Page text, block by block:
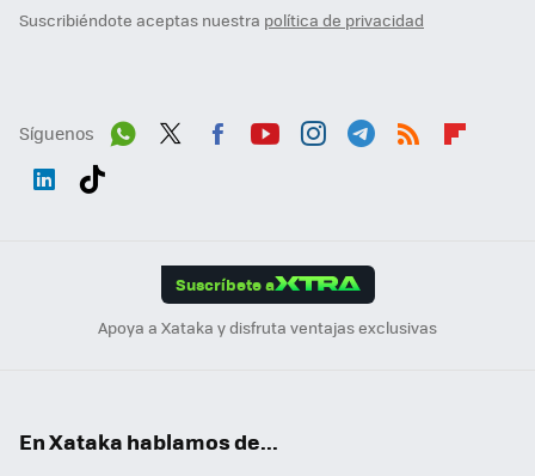
Suscribiéndote aceptas nuestra política de privacidad
Síguenos
Suscríbete a
Apoya a Xataka y disfruta ventajas exclusivas
En Xataka hablamos de...